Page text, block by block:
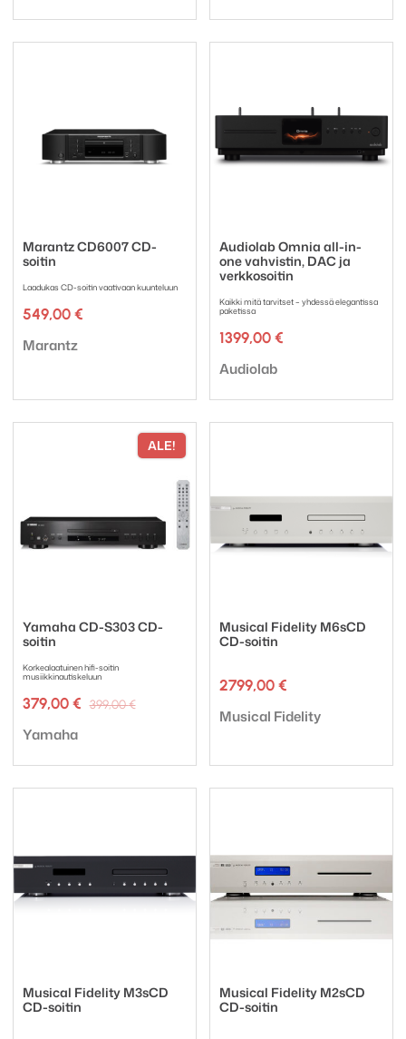
Marantz CD6007 CD-
soitin
Laadukas CD-soitin vaativaan kuunteluun
549,00 €
Tuotemerkki:
Marantz
Audiolab Omnia all-in-
one vahvistin, DAC ja
verkkosoitin
Kaikki mitä tarvitset – yhdessä elegantissa
paketissa
1399,00 €
Tuotemerkki:
Audiolab
ALE!
Yamaha CD-S303 CD-
soitin
Korkealaatuinen hifi-soitin
musiikkinautiskeluun
399,00€Alkuperäinen
379,00 €
Nykyinen
Tuotemerkki:
Yamaha
Musical Fidelity M6sCD
CD-soitin
2799,00 €
Tuotemerkki:
Musical Fidelity
Musical Fidelity M3sCD
CD-soitin
Musical Fidelity M2sCD
CD-soitin